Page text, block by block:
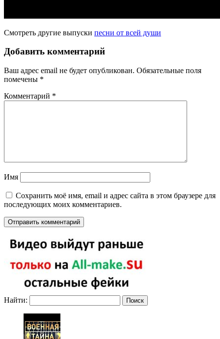
Смотреть другие выпуски песни от всей души
Добавить комментарий
Ваш адрес email не будет опубликован. Обязательные поля
помечены *
Комментарий *
Имя
Сохранить моё имя, email и адрес сайта в этом браузере для
последующих моих комментариев.
Найти: